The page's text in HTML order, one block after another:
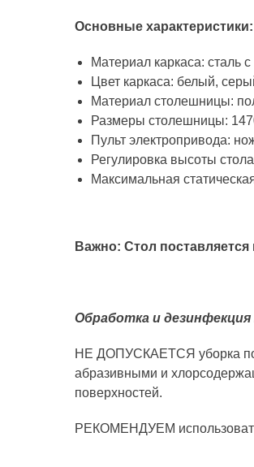
Основные характеристики:
Материал каркаса: сталь
Цвет каркаса: белый,
Материал столешницы:
Размеры столешницы:
Пульт электропривода:
Регулировка высоты
Максимальная
Важно: Стол
Обработка и
НЕ ДОПУСКАЕТСЯ уборка
абразивными и
поверхностей.
РЕКОМЕНДУЕМ